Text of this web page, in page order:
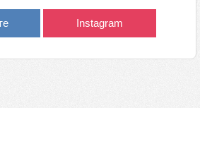
Instagram